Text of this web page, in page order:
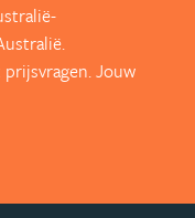
Jouw